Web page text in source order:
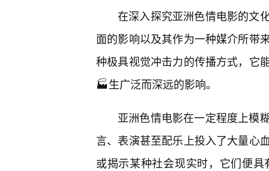
在深入探究亚洲色情电影的文
面的影响以及其作为一种媒介所带
种极具视觉冲击力的传播方式，它
🏭生广泛而深远的影响。
亚洲色情电影在一定程度上模
言、表演甚至配乐上投入了大量心
或揭示某种社会现实时，它们便